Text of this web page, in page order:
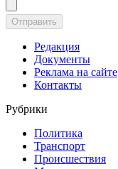
Отправить
Редакция
Документы
Реклама на сайте
Контакты
Рубрики
Политика
Транспорт
Происшествия